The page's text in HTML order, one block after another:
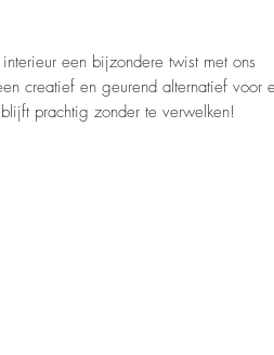
een bijzondere twist met ons
creatief en geurend alternatief voor
prachtig zonder te verwelken!